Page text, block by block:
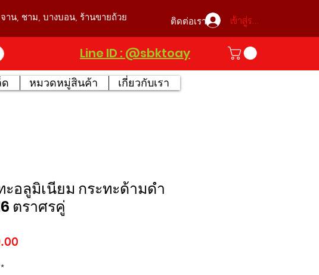
าน, ชาม, บางบอน, ร้านขายถ้วย
เข้าสู่ระบบ
ติดต่อเรา
Line ID : @sbktoay
ด หมวดหมู่สินค้า เกี่ยวกับเรา
ะอลูมิเนียม กระทะด้ามดำ
ตราศรคู่
*